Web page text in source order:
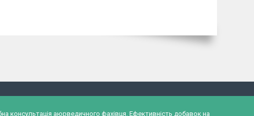
консультація аюрведичного фахівця. Ефективність добавок на